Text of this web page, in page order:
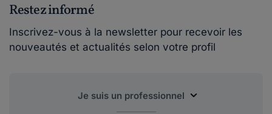
Restez informé
Inscrivez-vous à la newsletter pour recevoir les
nouveautés et actualités selon votre profil